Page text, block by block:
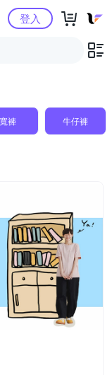
中心登入
寬褲 牛仔褲